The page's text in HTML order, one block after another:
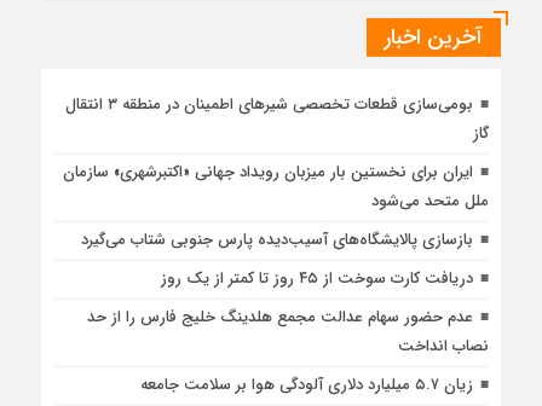
آخرین اخبار
بومی‌سازی قطعات تخصصی شیرهای اطمینان در منطقه ۳ انتقال
گاز
ایران برای نخستین بار میزبان رویداد جهانی «اکتبرشهری» سازمان
ملل متحد می‌شود
بازسازی پالایشگاه‌های آسیب‌دیده پارس جنوبی شتاب می‌گیرد
دریافت کارت سوخت از ۴۵ روز تا کمتر از یک روز
عدم حضور سهام عدالت مجمع هلدینگ خلیج فارس را از حد
نصاب انداخت
زیان ۵.۷ میلیارد دلاری آلودگی هوا بر سلامت جامعه